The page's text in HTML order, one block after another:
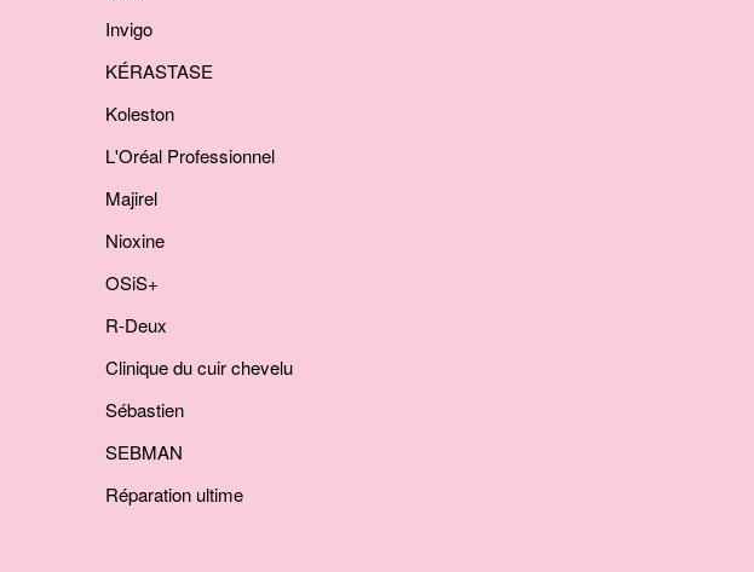
Invigo
KÉRASTASE
Koleston
L'Oréal Professionnel
Majirel
Nioxine
OSiS+
R-Deux
Clinique du cuir chevelu
Sébastien
SEBMAN
Réparation ultime